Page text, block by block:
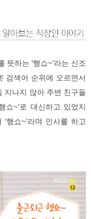
뜻하는 ‘행쇼~’라는 신조
검색어 순위에 오르면서
지나지 않아 주변 친구들
쇼~’로 대신하고 있었지
행쇼~’라며 인사를 하고